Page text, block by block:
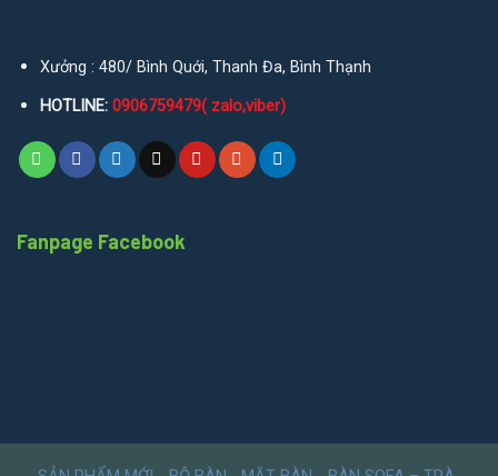
Xưởng : 480/ Bình Quới, Thanh Đa, Bình Thạnh
HOTLINE: 0906759479( zalo,viber)
Fanpage Facebook